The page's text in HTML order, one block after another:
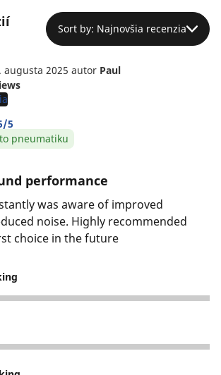
Sort by: Najnovšia recenzia
augusta 2025 autor Paul
5
pneumatiku
performance
was aware of improved
noise. Highly recommended
choice in the future